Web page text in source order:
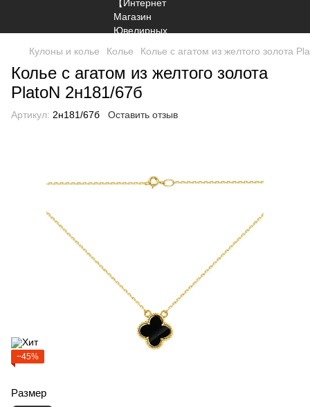
Кулоны и колье Колье Колье с агатом из желтого золота
Колье с агатом из желтого золота
PlatoN 2н181/67б
Артикул: 2н181/67б Оставить отзыв
−45%
Размер